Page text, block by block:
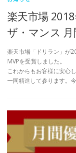
楽天市場
ザ・マンス
楽天市場「ドリラン」が
MVPを受賞しました。
これからもお客様に安心
一同精進して参ります。